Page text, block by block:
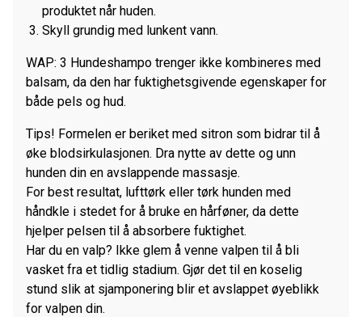
produktet når huden.
Skyll grundig med lunkent vann.
WAP: 3 Hundeshampo trenger ikke kombineres med
balsam, da den har fuktighetsgivende egenskaper for
både pels og hud.
Tips! Formelen er beriket med sitron som bidrar til å
øke blodsirkulasjonen. Dra nytte av dette og unn
hunden din en avslappende massasje.
For best resultat, lufttørk eller tørk hunden med
håndkle i stedet for å bruke en hårføner, da dette
hjelper pelsen til å absorbere fuktighet.
Har du en valp? Ikke glem å venne valpen til å bli
vasket fra et tidlig stadium. Gjør det til en koselig
stund slik at sjamponering blir et avslappet øyeblikk
for valpen din.